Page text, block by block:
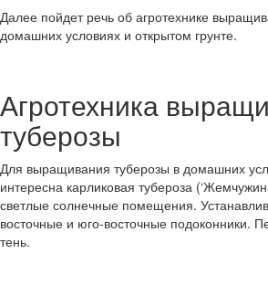
Далее пойдет речь об агротехнике
домашних условиях и открытом грунте.
Агротехника
туберозы
Для выращивания туберозы в домашних
интересна карликовая тубероза
светлые солнечные помещения.
восточные и юго-восточные подоконники.
тень.